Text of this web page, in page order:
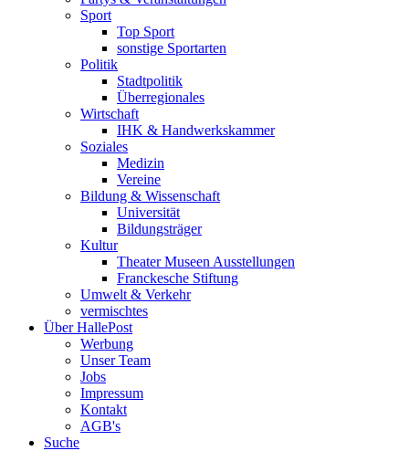
Sport
Top Sport
sonstige Sportarten
Politik
Stadtpolitik
Überregionales
Wirtschaft
IHK & Handwerkskammer
Soziales
Medizin
Vereine
Bildung & Wissenschaft
Universität
Bildungsträger
Kultur
Theater Museen Ausstellungen
Franckesche Stiftung
Umwelt & Verkehr
vermischtes
Über HallePost
Werbung
Unser Team
Jobs
Impressum
Kontakt
AGB's
Suche